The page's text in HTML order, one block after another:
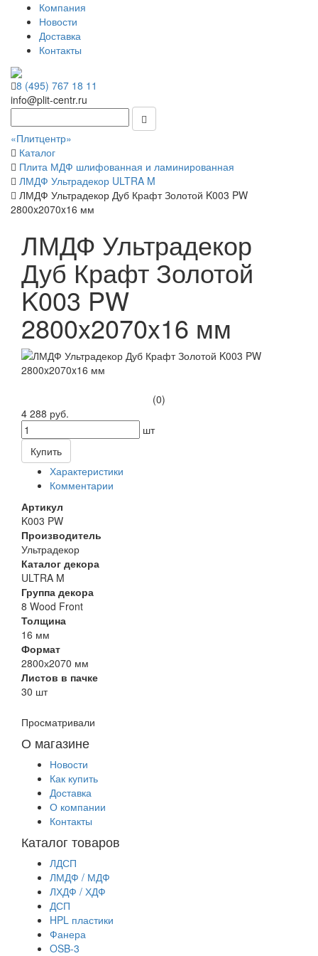
Компания
Новости
Доставка
Контакты
8 (495) 767 18 11
info@plit-centr.ru
«Плитцентр»
Каталог
Плита МДФ шлифованная и ламинированная
ЛМДФ Ультрадекор ULTRA M
ЛМДФ Ультрадекор Дуб Крафт Золотой K003 PW
2800x2070x16 мм
ЛМДФ Ультрадекор
Дуб Крафт Золотой
K003 PW
2800x2070x16 мм
(0)
4 288 руб.
шт
Купить
Характеристики
Комментарии
Артикул
K003 PW
Производитель
Ультрадекор
Каталог декора
ULTRA M
Группа декора
8 Wood Front
Толщина
16 мм
Формат
2800х2070 мм
Листов в пачке
30 шт
Просматривали
О магазине
Новости
Как купить
Доставка
О компании
Контакты
Каталог товаров
ЛДСП
ЛМДФ / МДФ
ЛХДФ / ХДФ
ДСП
HPL пластики
Фанера
OSB-3